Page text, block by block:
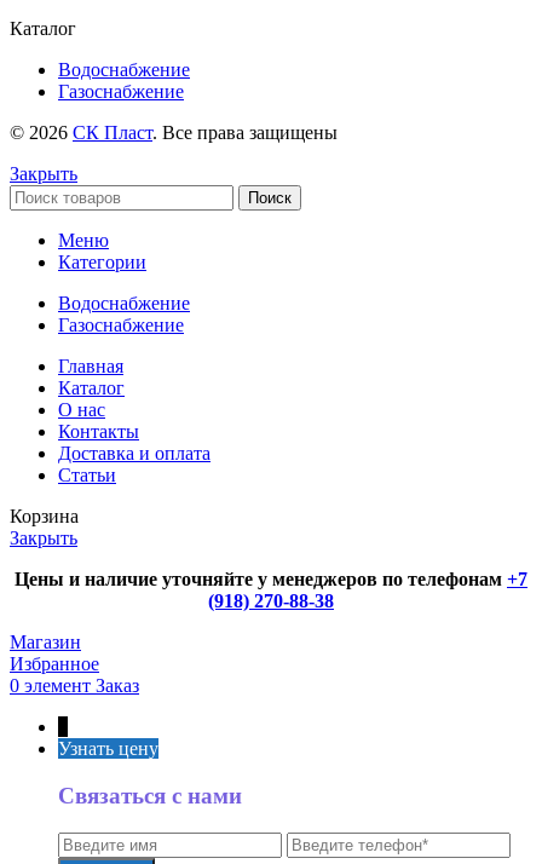
Каталог
Водоснабжение
Газоснабжение
© 2026 СК Пласт. Все права защищены
Закрыть
Поиск
Меню
Категории
Водоснабжение
Газоснабжение
Главная
Каталог
О нас
Контакты
Доставка и оплата
Статьи
Корзина
Закрыть
Цены и наличие уточняйте у менеджеров по телефонам +7
(918) 270-88-38
Магазин
Избранное
0 элемент Заказ
Узнать цену
Связаться с нами